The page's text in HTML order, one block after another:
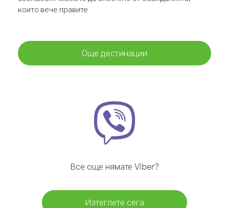
които вече правите
Още дестинации
Все още нямате Viber?
Изтеглете сега